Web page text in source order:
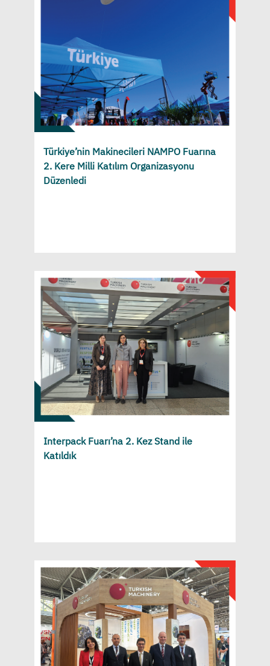
Türkiye’nin Makinecileri NAMPO Fuarına
2. Kere Milli Katılım Organizasyonu
Düzenledi
Interpack Fuarı’na 2. Kez Stand ile
Katıldık